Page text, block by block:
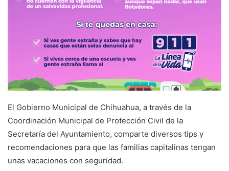
El Gobierno Municipal de Chihuahua, a través de la
Coordinación Municipal de Protección Civil de la
Secretaría del Ayuntamiento, comparte diversos tips y
recomendaciones para que las familias capitalinas tengan
unas vacaciones con seguridad.